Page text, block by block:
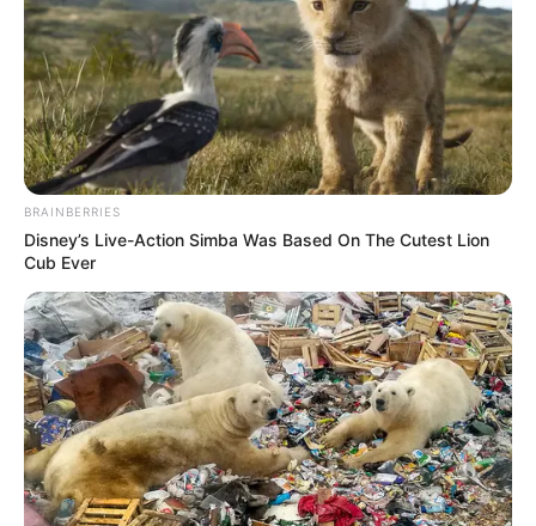
BRAINBERRIES
Disney’s Live-Action Simba Was Based On The Cutest Lion
Cub Ever